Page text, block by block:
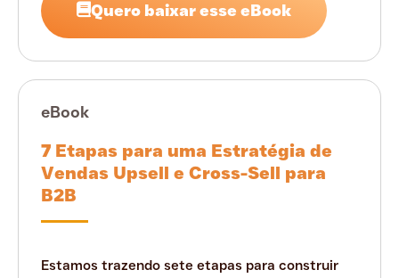
eBook
7 Etapas para uma Estratégia de
Vendas Upsell e Cross-Sell para
B2B
Estamos trazendo sete etapas para construir
Quero baixar esse eBook